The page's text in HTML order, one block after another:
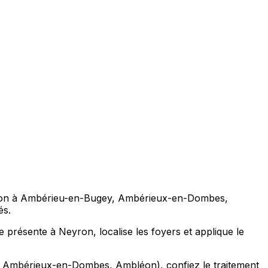
à Ambérieu-en-Bugey, Ambérieux-en-Dombes,
présente à Neyron, localise les foyers et applique le
en-Dombes, Ambléon), confiez le traitement